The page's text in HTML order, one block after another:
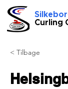
Curling
< Tilbage